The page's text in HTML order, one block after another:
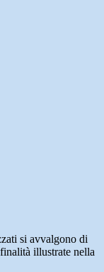
si avvalgono di
illustrate nella